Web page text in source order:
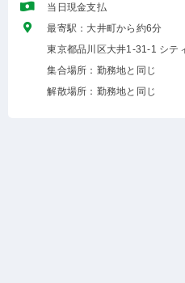
当日現金支払
最寄駅：大井町から約6分
東京都品川区大井1-31-1 シテ
集合場所：勤務地と同じ
解散場所：勤務地と同じ